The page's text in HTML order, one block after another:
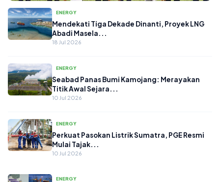
ENERGY
Mengatasi Darurat Sampah,
untuk Ko...
18 Jul 2026
ENERGY
Mendekati Tiga Dekade Dinanti, Proyek LNG
Abadi Masela...
18 Jul 2026
ENERGY
Seabad Panas Bumi Kamojang: Merayakan
Titik Awal Sejara...
10 Jul 2026
ENERGY
Perkuat Pasokan Listrik Sumatra, PGE Resmi
Mulai Tajak...
10 Jul 2026
ENERGY